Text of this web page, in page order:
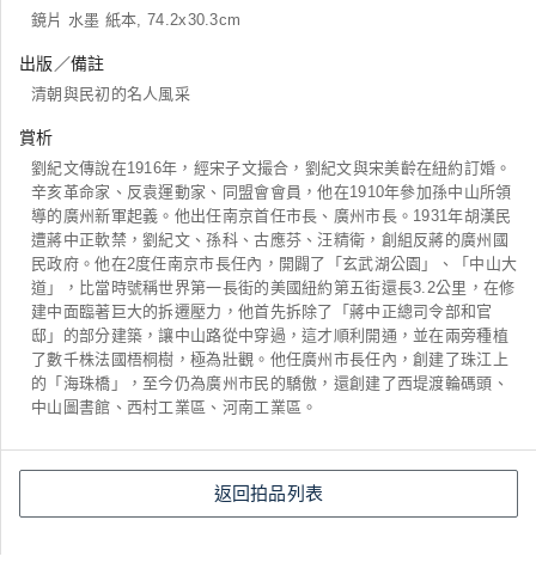
鏡片 水墨 紙本, 74.2x30.3cm
出版／備註
清朝與民初的名人風采
賞析
劉紀文傳說在1916年，經宋子文撮合，劉紀文與宋美齡在紐約訂婚。
辛亥革命家、反袁運動家、同盟會會員，他在1910年參加孫中山所領
導的廣州新軍起義。他出任南京首任市長、廣州市長。1931年胡漢民
遭蔣中正軟禁，劉紀文、孫科、古應芬、汪精衛，創組反蔣的廣州國
民政府。他在2度任南京市長任內，開闢了「玄武湖公園」、「中山大
道」，比當時號稱世界第一長街的美國紐約第五街還長3.2公里，在修
建中面臨著巨大的拆遷壓力，他首先拆除了「蔣中正總司令部和官
邸」的部分建築，讓中山路從中穿過，這才順利開通，並在兩旁種植
了數千株法國梧桐樹，極為壯觀。他任廣州市長任內，創建了珠江上
的「海珠橋」，至今仍為廣州市民的驕傲，還創建了西堤渡輪碼頭、
中山圖書館、西村工業區、河南工業區。
返回拍品列表